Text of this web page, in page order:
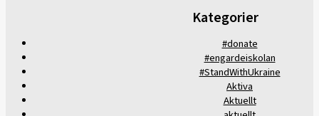
Kategorier
#donate
#engardeiskolan
#StandWithUkraine
Aktiva
Aktuellt